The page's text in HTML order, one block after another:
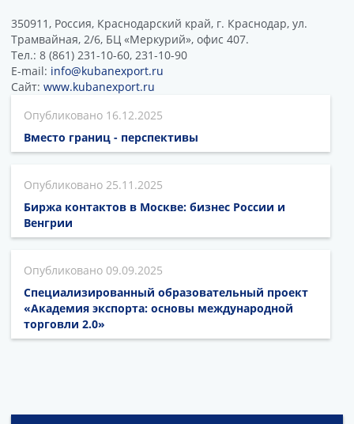
350911, Россия, Краснодарский край, г. Краснодар, ул.
Трамвайная, 2/6, БЦ «Меркурий», офис 407.
Тел.: 8 (861) 231-10-60, 231-10-90
E-mail: info@kubanexport.ru
Сайт: www.kubanexport.ru
16.12.2025
Вместо границ - перспективы
25.11.2025
Биржа контактов в Москве: бизнес России и
Венгрии
09.09.2025
Специализированный образовательный проект
«Академия экспорта: основы международной
торговли 2.0»